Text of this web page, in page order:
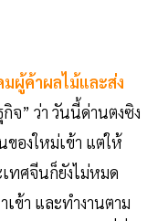
ผู้ค้าผลไม้และส่ง
จ” ว่า วันนี้ด่านตงซิง
ของใหม่เข้า แต่ให้
เทศจีนก็ยังไม่หมด
ข้า และทำงานตาม